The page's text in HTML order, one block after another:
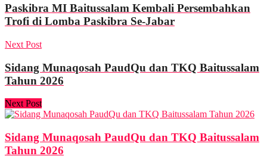
Paskibra MI Baitussalam Kembali Persembahkan
Trofi di Lomba Paskibra Se-Jabar
Next Post
Sidang Munaqosah PaudQu dan TKQ Baitussalam
Tahun 2026
Next Post
Sidang Munaqosah PaudQu dan TKQ Baitussalam
Tahun 2026